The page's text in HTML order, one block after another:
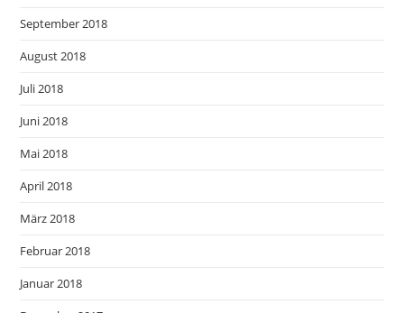
September 2018
August 2018
Juli 2018
Juni 2018
Mai 2018
April 2018
März 2018
Februar 2018
Januar 2018